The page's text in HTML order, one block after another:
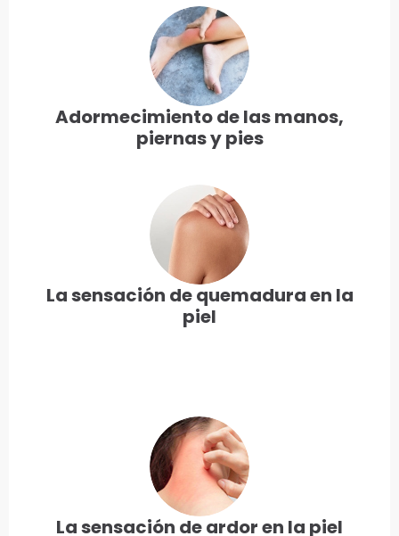
Adormecimiento de las manos,
piernas y pies
La sensación de quemadura en la
piel
La sensación de ardor en la piel